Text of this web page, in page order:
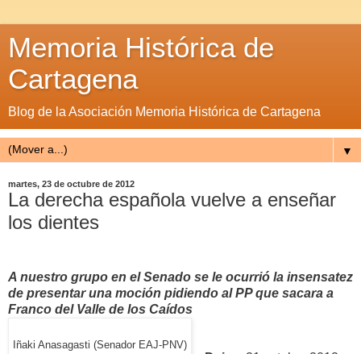
Memoria Histórica de
Cartagena
Blog de la Asociación Memoria Histórica de Cartagena
▼
martes, 23 de octubre de 2012
La derecha española vuelve a enseñar
los dientes
A nuestro grupo en el Senado se le ocurrió la insensatez
de presentar una moción pidiendo al PP que sacara a
Franco del Valle de los Caídos
Iñaki Anasagasti (Senador EAJ-PNV)